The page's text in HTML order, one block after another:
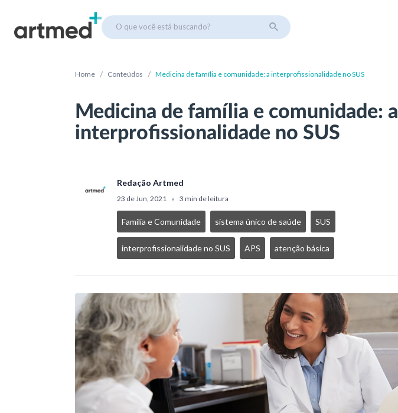
O que você está buscando?
Home / Conteúdos / Medicina de família e comunidade: a interprofissionalidade no SUS
Medicina de família e comunidade: a
interprofissionalidade no SUS
Redação Artmed
23 de Jun, 2021 • 3 min de leitura
Família e Comunidade sistema único de saúde SUS
interprofissionalidade no SUS APS atenção básica